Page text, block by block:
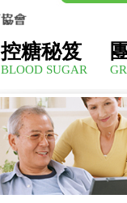
控糖秘笈
BLOOD SUGAR